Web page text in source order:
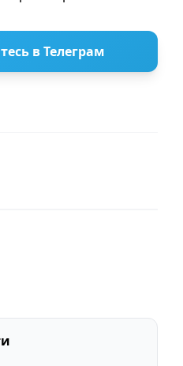
в Телеграм